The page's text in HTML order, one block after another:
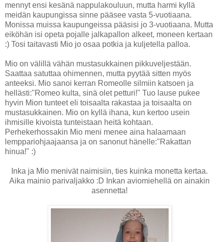
mennyt ensi kesänä nappulakouluun, mutta harmi kyllä
meidän kaupungissa sinne pääsee vasta 5-vuotiaana.
Monissa muissa kaupungeissa pääsisi jo 3-vuotiaana. Mutta
eiköhän isi opeta pojalle jalkapallon alkeet, moneen kertaan
:) Tosi taitavasti Mio jo osaa potkia ja kuljetella palloa.
Mio on välillä vähän mustasukkainen pikkuveljestään.
Saattaa satuttaa ohimennen, mutta pyytää sitten myös
anteeksi. Mio sanoi kerran Romeolle silmiin katsoen ja
hellästi:"Romeo kulta, sinä olet petturi!" Tuo lause pukee
hyvin Mion tunteet eli toisaalta rakastaa ja toisaalta on
mustasukkainen. Mio on kyllä ihana, kun kertoo usein
ihmisille kivoista tunteistaan heitä kohtaan.
Perhekerhossakin Mio meni menee aina halaamaan
lemppariohjaajaansa ja on sanonut hänelle:"Rakattan
hinua!" :)
Inka ja Mio menivät naimisiin, ties kuinka monetta kertaa.
Aika mainio parivaljakko :D Inkan aviomiehellä on ainakin
asennetta!